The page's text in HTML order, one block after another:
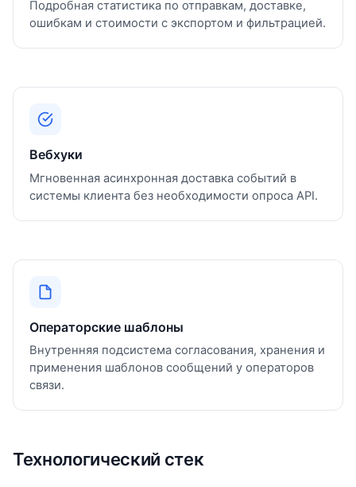
Подробная статистика по отправкам, доставке,
ошибкам и стоимости с экспортом и фильтрацией.
Вебхуки
Мгновенная асинхронная доставка событий в
системы клиента без необходимости опроса API.
Операторские шаблоны
Внутренняя подсистема согласования, хранения и
применения шаблонов сообщений у операторов
связи.
Технологический стек